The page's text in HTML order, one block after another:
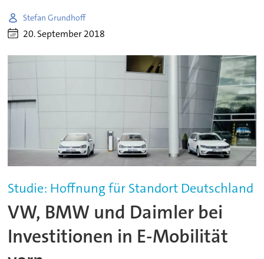
Stefan Grundhoff
20. September 2018
Studie: Hoffnung für Standort Deutschland
VW, BMW und Daimler bei
Investitionen in E-Mobilität